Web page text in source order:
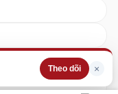
Theo dõi ×